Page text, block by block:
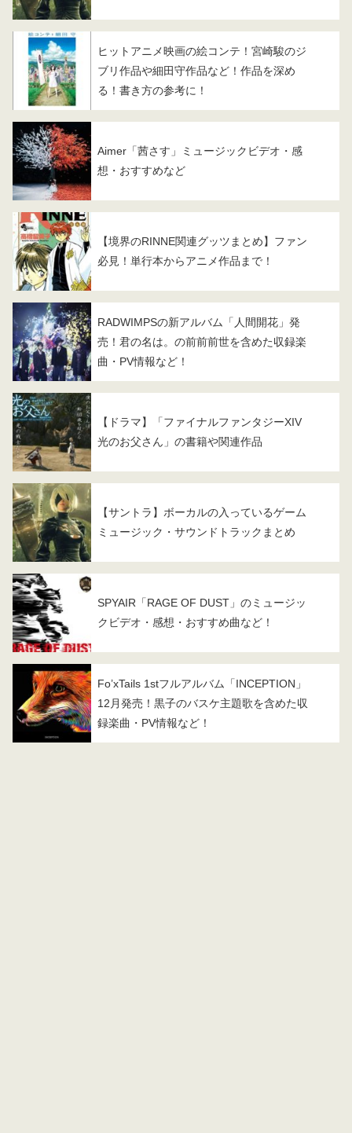
ヒットアニメ映画の絵コンテ！宮崎駿のジ
ブリ作品や細田守作品など！作品を深め
る！書き方の参考に！
Aimer「茜さす」ミュージックビデオ・感
想・おすすめなど
【境界のRINNE関連グッツまとめ】ファン
必見！単行本からアニメ作品まで！
RADWIMPSの新アルバム「人間開花」発
売！君の名は。の前前前世を含めた収録楽
曲・PV情報など！
【ドラマ】「ファイナルファンタジーXIV
光のお父さん」の書籍や関連作品
【サントラ】ボーカルの入っているゲーム
ミュージック・サウンドトラックまとめ
SPYAIR「RAGE OF DUST」のミュージッ
クビデオ・感想・おすすめ曲など！
Fo’xTails 1stフルアルバム「INCEPTION」
12月発売！黒子のバスケ主題歌を含めた収
録楽曲・PV情報など！